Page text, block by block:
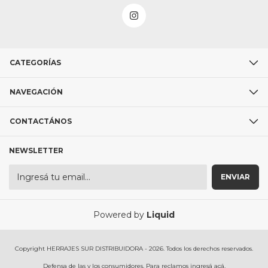
CATEGORÍAS
NAVEGACIÓN
CONTACTÁNOS
NEWSLETTER
Powered by Liquid
Copyright HERRAJES SUR DISTRIBUIDORA - 2026. Todos los derechos reservados.
Defensa de las y los consumidores. Para reclamos ingresá acá.